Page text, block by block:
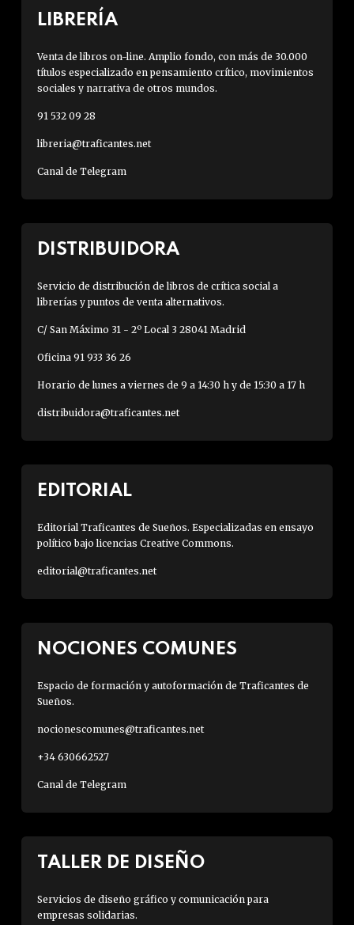
LIBRERÍA
Venta de libros on-line. Amplio fondo, con más de 30.000
títulos especializado en pensamiento crítico, movimientos
sociales y narrativa de otros mundos.
91 532 09 28
libreria@traficantes.net
Canal de Telegram
DISTRIBUIDORA
Servicio de distribución de libros de crítica social a
librerías y puntos de venta alternativos.
C/ San Máximo 31 - 2º Local 3 28041 Madrid
Oficina 91 933 36 26
Horario de lunes a viernes de 9 a 14:30 h y de 15:30 a 17 h
distribuidora@traficantes.net
EDITORIAL
Editorial Traficantes de Sueños. Especializadas en ensayo
político bajo licencias Creative Commons.
editorial@traficantes.net
NOCIONES COMUNES
Espacio de formación y autoformación de Traficantes de
Sueños.
nocionescomunes@traficantes.net
+34 630662527
Canal de Telegram
TALLER DE DISEÑO
Servicios de diseño gráfico y comunicación para
empresas solidarias.